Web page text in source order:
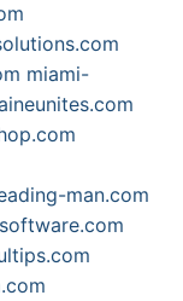
miami-
man.com